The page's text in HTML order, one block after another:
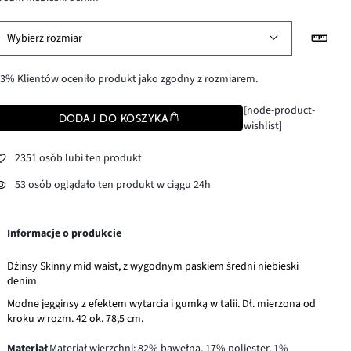
Wybierz rozmiar
Klientów oceniło produkt jako zgodny z rozmiarem.
DODAJ DO KOSZYKA
[node-product-
wishlist]
2351 osób lubi ten produkt
53 osób oglądało ten produkt w ciągu 24h
Informacje o produkcie
Dżinsy Skinny mid waist, z wygodnym paskiem średni niebieski
denim
Modne jegginsy z efektem wytarcia i gumką w talii. Dł. mierzona od
kroku w rozm. 42 ok. 78,5 cm.